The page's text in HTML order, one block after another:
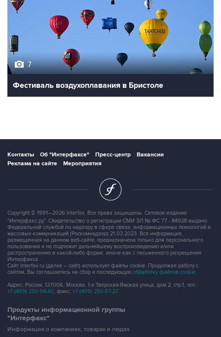
7
Фестиваль воздухоплавания в Бристоле
Контакты Об "Интерфаксе" Пресс-центр
Вакансии
Реклама на сайте
Мероприятия
Copyright © 1991—2026 Interfax. Все права защищены. Сетевое издание
"Интерфакс.ру". Свидетельство о регистрации СМИ ЭЛ № ФС 77 - 84928 выдано
Федеральной службой по надзору в сфере связи, информационных технологий и
массовых коммуникаций (Роскомнадзор) 21.03.2023. Вся информация,
размещенная на данном веб-сайте, предназначена только для персонального
пользования и не подлежит дальнейшему воспроизведению и/или
распространению в какой-либо форме, иначе как с письменного разрешения
Интерфакса.
Сайт Interfax.ru (далее – сайт) использует файлы cookie. Продолжая работу с
сайтом, Вы соглашаетесь на сбор и последующую обработку файлов cookie.
Адрес: Россия, 127006, Москва, 1-я Тверская-Ямская улица, дом 2, стр.1, тел.:
+7 (499) 250-98-40, факс: +7 (499) 250-97-27
Продукты информационной группы
"Интерфакс"
Информация о компаниях, товарах и людях